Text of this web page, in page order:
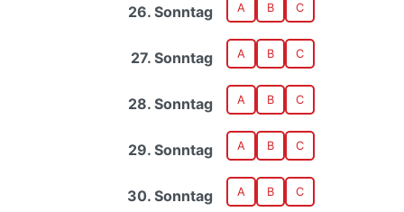
26. Sonntag A B C
27. Sonntag A B C
28. Sonntag A B C
29. Sonntag A B C
30. Sonntag A B C